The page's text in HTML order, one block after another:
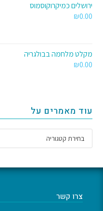
ירושלים כמיקרוקוסמוס
₪0.00
מקלט מלחמה בבולגריה
₪0.00
עוד מאמרים על
צרו קשר